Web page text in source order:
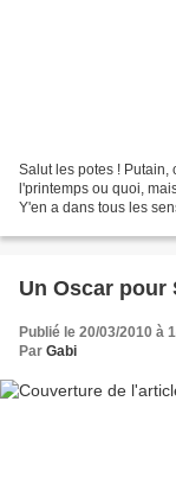
Salut les potes ! Putain,
l'printemps ou quoi,
Y'en a dans tous les
Un Oscar pour
Publié le 20/03/2010 à
Par Gabi